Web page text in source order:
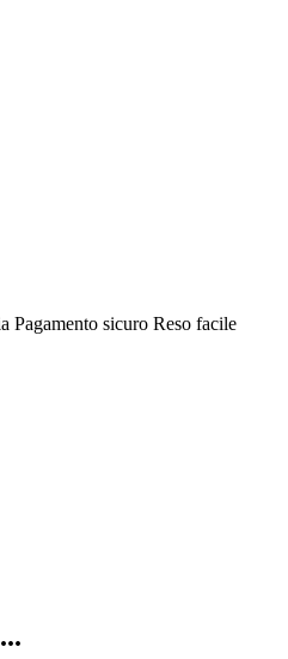
Pagamento sicuro Reso facile